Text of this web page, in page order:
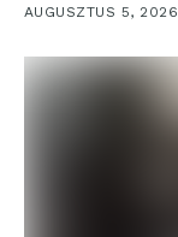
AUGUSZTUS 5, 2026